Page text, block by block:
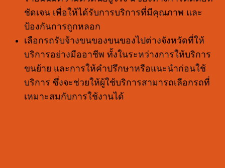
ชัดเจน เพื่อให้ได้รับการบริการที่มีคุณภาพ และ
ป้องกันการถูกหลอก
เลือกรถรับจ้างขนของขนของไปต่างจังหวัดที่ให้
บริการอย่างมืออาชีพ ทั้งในระหว่างการให้บริการ
ขนย้าย และการให้คำปรึกษาหรือแนะนำก่อนใช้
บริการ ซึ่งจะช่วยให้ผู้ใช้บริการสามารถเลือกรถที่
เหมาะสมกับการใช้งานได้